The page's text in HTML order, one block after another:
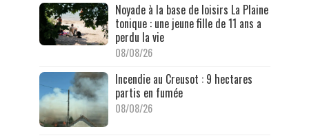
Noyade à la base de loisirs La Plaine
tonique : une jeune fille de 11 ans a
perdu la vie
08/08/26
Incendie au Creusot : 9 hectares
partis en fumée
08/08/26